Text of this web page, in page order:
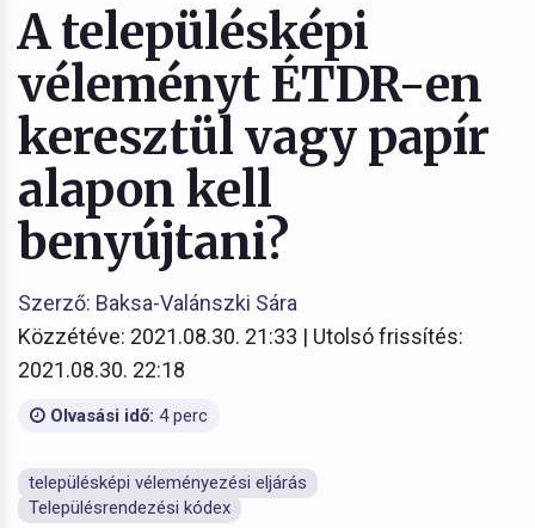
A településképi
véleményt ÉTDR-en
keresztül vagy papír
alapon kell
benyújtani?
Szerző: Baksa-Valánszki Sára
Közzétéve: 2021.08.30. 21:33 | Utolsó frissítés:
2021.08.30. 22:18
Olvasási idő: 4 perc
településképi véleményezési eljárás
Településrendezési kódex